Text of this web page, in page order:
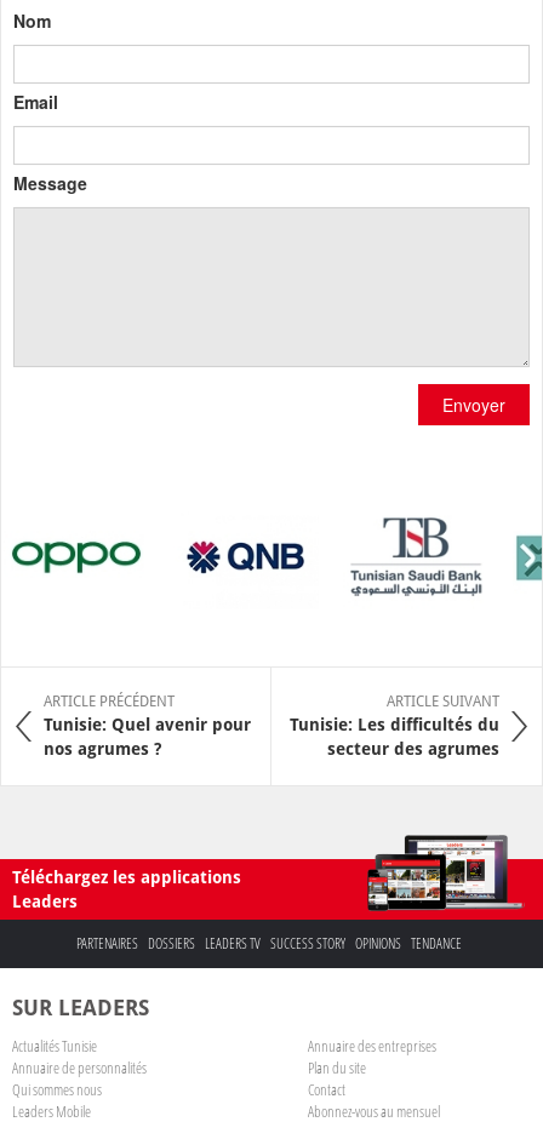
Nom
Email
Message
Envoyer
ARTICLE PRÉCÉDENT
Tunisie: Quel avenir pour
nos agrumes ?
ARTICLE SUIVANT
Tunisie: Les difficultés du
secteur des agrumes
Téléchargez les applications
Leaders
PARTENAIRES DOSSIERS LEADERS TV SUCCESS STORY OPINIONS TENDANCE
SUR LEADERS
Actualités Tunisie
Annuaire des entreprises
Annuaire de personnalités
Plan du site
Qui sommes nous
Contact
Leaders Mobile
Abonnez-vous au mensuel